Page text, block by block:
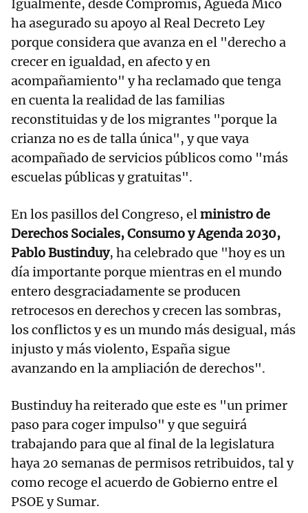
Igualmente, desde Compromís, Àgueda Micó
ha asegurado su apoyo al Real Decreto Ley
porque considera que avanza en el "derecho a
crecer en igualdad, en afecto y en
acompañamiento" y ha reclamado que tenga
en cuenta la realidad de las familias
reconstituidas y de los migrantes "porque la
crianza no es de talla única", y que vaya
acompañado de servicios públicos como "más
escuelas públicas y gratuitas".
En los pasillos del Congreso, elministro de
Derechos Sociales, Consumo y Agenda 2030,
Pablo Bustinduy, ha celebrado que "hoy es un
día importante porque mientras en el mundo
entero desgraciadamente se producen
retrocesos en derechos y crecen las sombras,
los conflictos y es un mundo más desigual, más
injusto y más violento, España sigue
avanzando en la ampliación de derechos".
Bustinduy ha reiterado que este es "un primer
paso para coger impulso" y que seguirá
trabajando para que al final de la legislatura
haya 20 semanas de permisos retribuidos, tal y
como recoge el acuerdo de Gobierno entre el
PSOE y Sumar.